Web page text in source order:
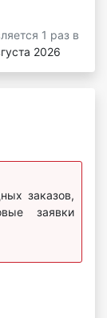
1 раз в
2026
заказов,
заявки